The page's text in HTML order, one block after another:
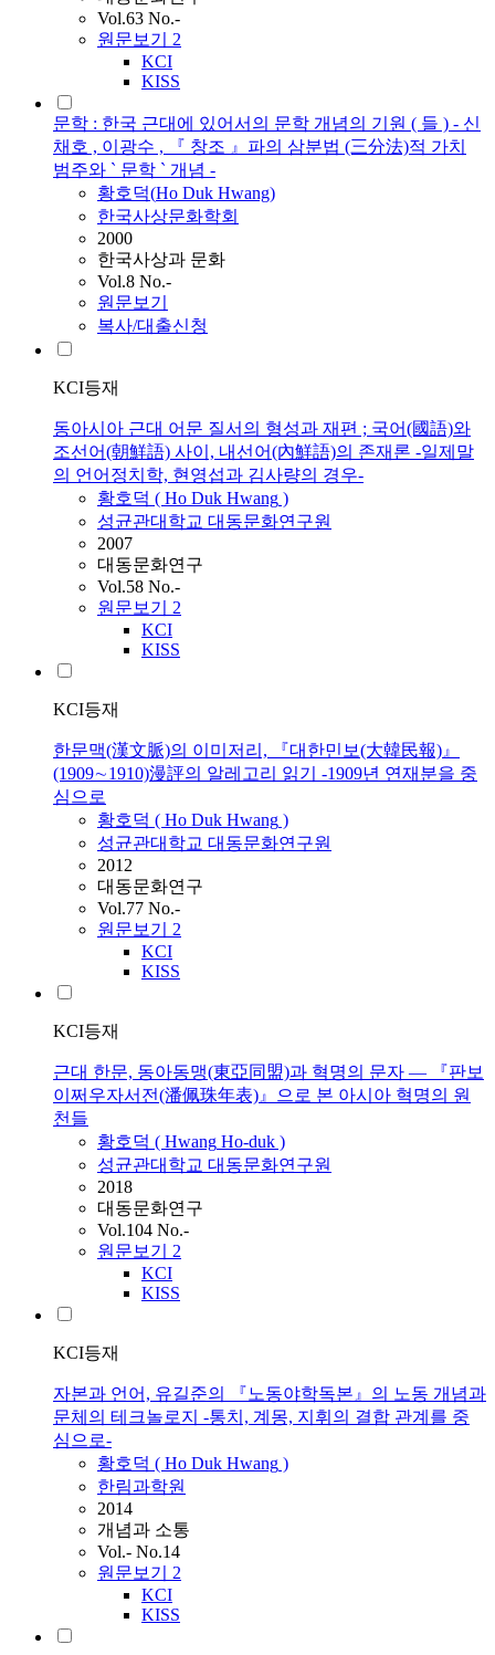
Vol.63 No.-
원문보기 2
KCI
KISS
문학 : 한국 근대에 있어서의 문학 개념의 기원 ( 들 ) - 신
채호 , 이광수 , 『 창조 』파의 삼분법 (三分法)적 가치
범주와 ` 문학 ` 개념 -
황호덕(Ho Duk Hwang)
한국사상문화학회
2000
한국사상과 문화
Vol.8 No.-
원문보기
복사/대출신청
KCI등재
동아시아 근대 어문 질서의 형성과 재편 ; 국어(國語)와
조선어(朝鮮語) 사이, 내선어(內鮮語)의 존재론 -일제말
의 언어정치학, 현영섭과 김사량의 경우-
황호덕 ( Ho Duk Hwang )
성균관대학교 대동문화연구원
2007
대동문화연구
Vol.58 No.-
원문보기 2
KCI
KISS
KCI등재
한문맥(漢文脈)의 이미저리, 『대한민보(大韓民報)』
(1909∼1910)漫評의 알레고리 읽기 -1909년 연재분을 중
심으로
황호덕 ( Ho Duk Hwang )
성균관대학교 대동문화연구원
2012
대동문화연구
Vol.77 No.-
원문보기 2
KCI
KISS
KCI등재
근대 한문, 동아동맹(東亞同盟)과 혁명의 문자 ― 『판보
이쩌우자서전(潘佩珠年表)』으로 본 아시아 혁명의 원
천들
황호덕 ( Hwang Ho-duk )
성균관대학교 대동문화연구원
2018
대동문화연구
Vol.104 No.-
원문보기 2
KCI
KISS
KCI등재
자본과 언어, 유길준의 『노동야학독본』의 노동 개념과
문체의 테크놀로지 -통치, 계몽, 지휘의 결합 관계를 중
심으로-
황호덕 ( Ho Duk Hwang )
한림과학원
2014
개념과 소통
Vol.- No.14
원문보기 2
KCI
KISS